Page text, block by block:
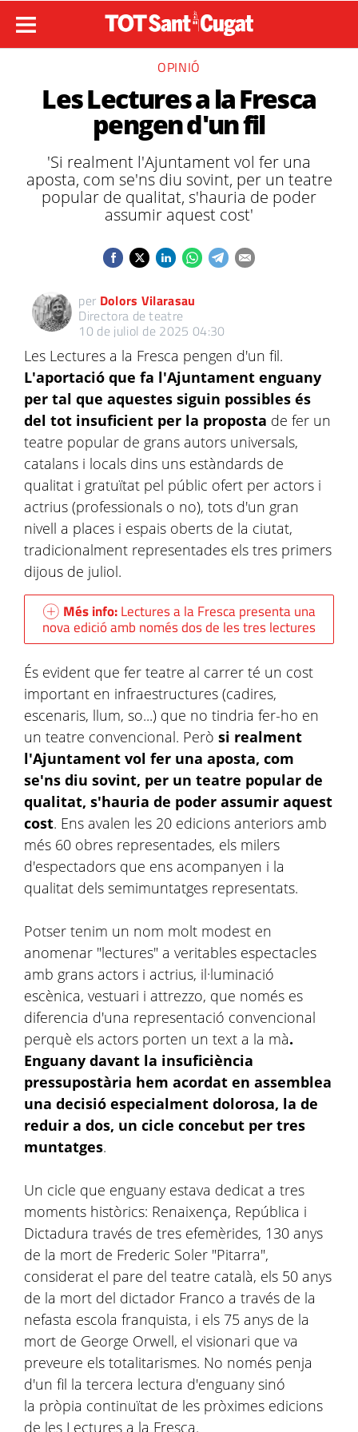
OPINIÓ
Les Lectures a la Fresca
pengen d'un fil
'Si realment l'Ajuntament vol fer una
aposta, com se'ns diu sovint, per un teatre
popular de qualitat, s'hauria de poder
assumir aquest cost'
per Dolors Vilarasau
Directora de teatre
10 de juliol de 2025 04:30
Les Lectures a la Fresca pengen d'un fil.
L'aportació que fa l'Ajuntament enguany
per tal que aquestes siguin possibles és
del tot insuficient per la proposta de fer un
teatre popular de grans autors universals,
catalans i locals dins uns estàndards de
qualitat i gratuïtat pel públic ofert per actors i
actrius (professionals o no), tots d'un gran
nivell a places i espais oberts de la ciutat,
tradicionalment representades els tres primers
dijous de juliol.
Més info:Lectures a la Fresca presenta una
nova edició amb només dos de les tres lectures
És evident que fer teatre al carrer té un cost
important en infraestructures (cadires,
escenaris, llum, so...) que no tindria fer-ho en
un teatre convencional. Però si realment
l'Ajuntament vol fer una aposta, com
se'ns diu sovint, per un teatre popular de
qualitat, s'hauria de poder assumir aquest
cost. Ens avalen les 20 edicions anteriors amb
més 60 obres representades, els milers
d'espectadors que ens acompanyen i la
qualitat dels semimuntatges representats.
Potser tenim un nom molt modest en
anomenar "lectures" a veritables espectacles
amb grans actors i actrius, il·luminació
escènica, vestuari i attrezzo, que només es
diferencia d'una representació convencional
perquè els actors porten un text a la mà.
Enguany davant la insuficiència
pressupostària hem acordat en assemblea
una decisió especialment dolorosa, la de
reduir a dos, un cicle concebut per tres
muntatges.
Un cicle que enguany estava dedicat a tres
moments històrics: Renaixença, República i
Dictadura través de tres efemèrides, 130 anys
de la mort de Frederic Soler "Pitarra",
considerat el pare del teatre català, els 50 anys
de la mort del dictador Franco a través de la
nefasta escola franquista, i els 75 anys de la
mort de George Orwell, el visionari que va
preveure els totalitarismes. No només penja
d'un fil la tercera lectura d'enguany sinó
la pròpia continuïtat de les pròximes edicions
de les Lectures a la Fresca.